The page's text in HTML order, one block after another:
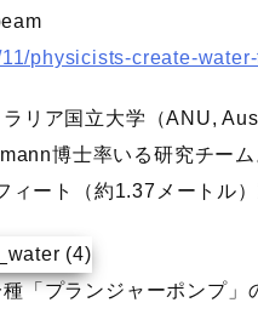
physicists-create-
リア国立大学（ANU,
博士率いる研究チーム
ート（約1.37メートル
「プランジャーポンプ」